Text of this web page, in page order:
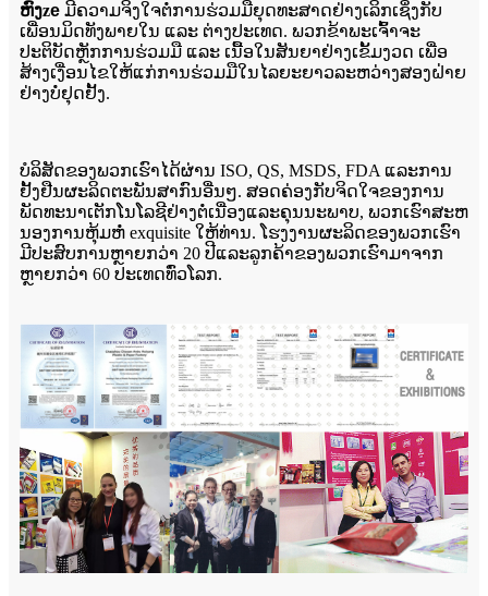
ຫົງze ມີ​ຄວາມ​ຈິງ​ໃຈ​ຕໍ່​ການ​ຮ່ວມ​ມື​ຍຸດ​ທະ​ສາດ​ຢ່າງ​ເລິກ​ເຊິ່ງ​ກັບ​
ເພື່ອນ​ມິດ​ທັງ​ພາຍ​ໃນ ແລະ ຕ່າງ​ປະ​ເທດ. ພວກ​ຂ້າພະ​ເຈົ້າ​ຈະ​
ປະຕິບັດ​ຫຼັກ​ການ​ຮ່ວມ​ມື ​ແລະ ​ເນື້ອ​ໃນ​ສັນຍາ​ຢ່າງ​ເຂັ້ມ​ງວດ ​ເພື່ອ​
ສ້າງ​ເງື່ອນ​ໄຂ​ໃຫ້​ແກ່​ການ​ຮ່ວມ​ມື​ໃນ​ໄລຍະ​ຍາວ​ລະຫວ່າງ​ສອງ​ຝ່າຍ​
ຢ່າງ​ບໍ່​ຢຸດ​ຢັ້ງ.
ບໍລິສັດຂອງພວກເຮົາໄດ້ຜ່ານ ISO, QS, MSDS, FDA ແລະການ
ຢັ້ງຢືນຜະລິດຕະພັນສາກົນອື່ນໆ. ສອດຄ່ອງກັບຈິດໃຈຂອງການ
ພັດທະນາເຕັກໂນໂລຊີຢ່າງຕໍ່ເນື່ອງແລະຄຸນນະພາບ, ພວກເຮົາສະຫ
ນອງການຫຸ້ມຫໍ່ exquisite ໃຫ້ທ່ານ. ໂຮງງານຜະລິດຂອງພວກເຮົາ
ມີປະສົບການຫຼາຍກວ່າ 20 ປີແລະລູກຄ້າຂອງພວກເຮົາມາຈາກ
ຫຼາຍກວ່າ 60 ປະເທດທົ່ວໂລກ.